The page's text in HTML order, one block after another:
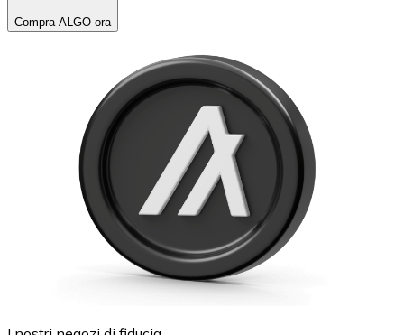
Compra ALGO ora